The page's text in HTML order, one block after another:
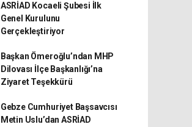
ASRİAD Kocaeli Şubesi İlk
Genel Kurulunu
Gerçekleştiriyor
Başkan Ömeroğlu’ndan MHP
Dilovası İlçe Başkanlığı’na
Ziyaret Teşekkürü
Gebze Cumhuriyet Başsavcısı
Metin Uslu’dan ASRİAD